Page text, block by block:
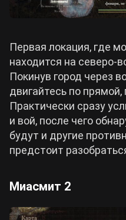
Первая локация, где
находится на северо-
Покинув город через
двигайтесь по
Практически сразу
и вой, после чего
будут и другие
предстоит
Миасмит 2